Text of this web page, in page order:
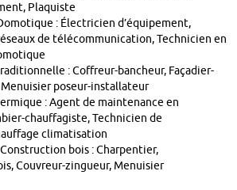
Plaquiste
: Électricien d’équipement,
de télécommunication, Technicien en
: Coffreur-bancheur, Façadier-
poseur-installateur
: Agent de maintenance en
chauffagiste, Technicien de
climatisation
bois : Charpentier,
Couvreur-zingueur, Menuisier